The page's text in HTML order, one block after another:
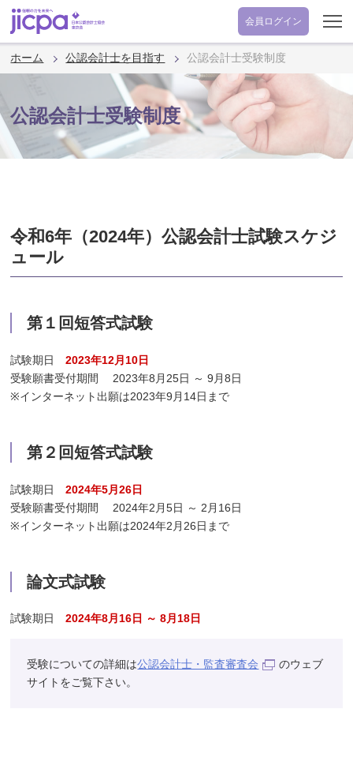
会員 ログイン
ホーム 公認会計士を目指す 公認会計士受験制度
公認会計士受験制度
令和6年（2024年）公認会計士試験スケジ
ュール
第１回短答式試験
試験期日2023年12月10日
受験願書受付期間 2023年8月25日 ～ 9月8日
※インターネット出願は2023年9月14日まで
第２回短答式試験
試験期日2024年5月26日
受験願書受付期間 2024年2月5日 ～ 2月16日
※インターネット出願は2024年2月26日まで
論文式試験
試験期日2024年8月16日 ～ 8月18日
受験についての詳細は公認会計士・監査審査会
のウェブ
サイトをご覧下さい。